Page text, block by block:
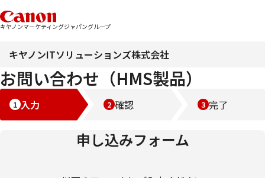
キヤノンマーケティングジャパングループ
キヤノンITソリューションズ株式会社
お問い合わせ（HMS製品）
入力 確認 完了
申し込みフォーム